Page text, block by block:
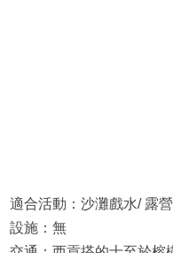
適合活動：沙灘戲水/ 露營
設施：無